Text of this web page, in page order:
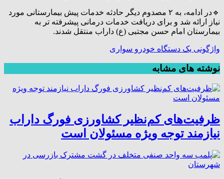
🔹در ادامه، به ۲ مصدوم دیگر حادثه خدمات پیش بیمارستانی مورد
نیاز ارائه شد و برای دریافت خدمات درمانی پیشرفته تر به
بیمارستان امام حسن مجتبی (ع) داراب منتقل شدند.
واژگونی یک دستگاه خودرو سواری
نوشته های مشابه
ظرفیت‌های کم‌نظیر کشاورزی فورگ داراب
نیازمند توجه ویژه مسئولان است